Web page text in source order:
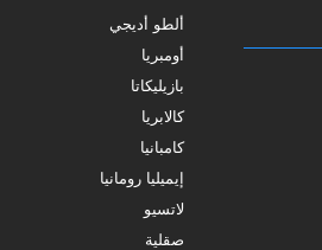
ألطو أديجي
أومبريا
بازيليكاتا
كالابريا
كامبانيا
إيميليا رومانيا
لاتسيو
صقلية